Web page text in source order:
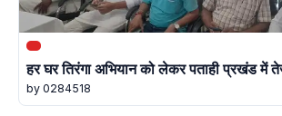
हर घर तिरंगा अभियान को लेकर पताही प्रखंड में
by 0284518